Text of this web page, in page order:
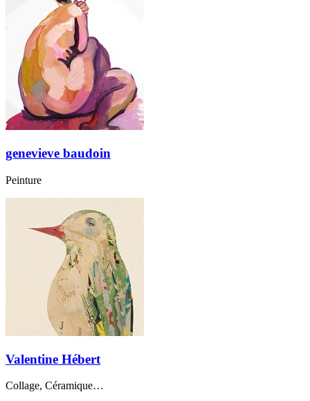
genevieve baudoin
Peinture
Valentine Hébert
Collage, Céramique…